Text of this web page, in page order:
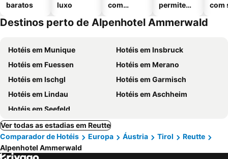
baratos
luxo
com
permitem
com
Destinos perto de Alpenhotel Ammerwald
Hotéis em Munique
Hotéis em Insbruck
Hotéis em Fuessen
Hotéis em Merano
Hotéis em Ischgl
Hotéis em Garmisch
Hotéis em Lindau
Hotéis em Aschheim
Hotéis em Seefeld
Ver todas as estadias em Reutte
Comparador de Hotéis
Europa Áustria Tirol
Reutte
Alpenhotel Ammerwald